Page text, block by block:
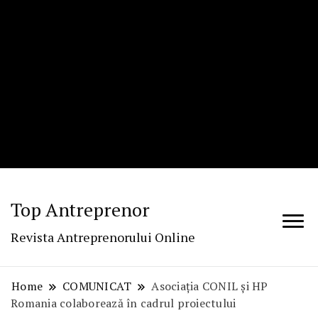
Top Antreprenor
Revista Antreprenorului Online
Home COMUNICAT
Asociația CONIL și HP
Romania colaborează în cadrul proiectului